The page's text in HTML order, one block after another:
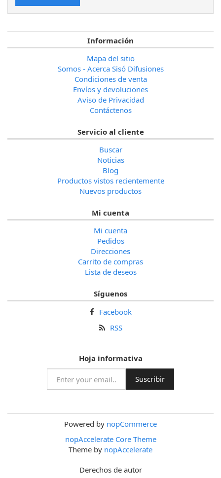
Información
Mapa del sitio
Somos - Acerca Sisó Difusiones
Condiciones de venta
Envíos y devoluciones
Aviso de Privacidad
Contáctenos
Servicio al cliente
Buscar
Noticias
Blog
Productos vistos recientemente
Nuevos productos
Mi cuenta
Mi cuenta
Pedidos
Direcciones
Carrito de compras
Lista de deseos
Síguenos
Facebook
RSS
Hoja informativa
Powered by nopCommerce
nopAccelerate Core Theme
Theme by nopAccelerate
Derechos de autor